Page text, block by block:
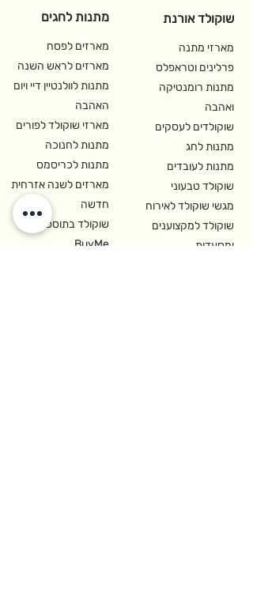
מתנות לחגים
מארזים לפסח
מארזים לראש השנה
מתנות לוולנטיין דיי ויום
האהבה
מארזי שוקולד לפורים
מתנות לחנוכה
מתנות לכריסמס
מארזים לשנה אזרחית
חדשה
שוקולד בתוספת ל-
BuyMe
שוקולד אורנת
מארזי מתנה
פרלינים וטראפלס
מתנות רומנטיקה
ואהבה
שוקולדים לעסקים
מתנות לחג
מתנות לעובדים
שוקולד טבעוני
מגשי שוקולד לאירוח
שוקולד למקצוענים
ומסעדות